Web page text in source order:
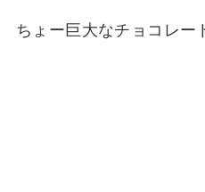
ちょー巨大なチョコレー